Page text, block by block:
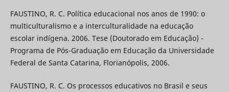
FAUSTINO, R. C. Política educacional nos anos de 1990: o
multiculturalismo e a interculturalidade na educação
escolar indígena. 2006. Tese (Doutorado em Educação) -
Programa de Pós-Graduação em Educação da Universidade
Federal de Santa Catarina, Florianópolis, 2006.
FAUSTINO, R. C. Os processos educativos no Brasil e seus